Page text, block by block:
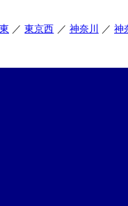
東京西 神奈川 神